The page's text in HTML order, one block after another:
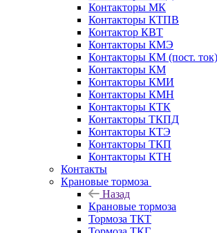
Контакторы МК
Контакторы КТПВ
Контактор КВТ
Контакторы КМЭ
Контакторы КМ (пост. ток)
Контакторы КМ
Контакторы КМИ
Контакторы КМН
Контакторы КТК
Контакторы ТКПД
Контакторы КТЭ
Контакторы ТКП
Контакторы КТН
Контакты
Крановые тормоза
Назад
Крановые тормоза
Тормоза ТКТ